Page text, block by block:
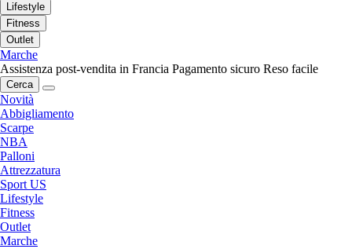
Lifestyle
Fitness
Outlet
Marche
Assistenza post-vendita in Francia Pagamento sicuro Reso facile
Cerca
Novità
Abbigliamento
Scarpe
NBA
Palloni
Attrezzatura
Sport US
Lifestyle
Fitness
Outlet
Marche